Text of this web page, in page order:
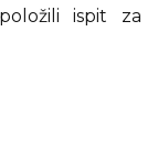
ispit za